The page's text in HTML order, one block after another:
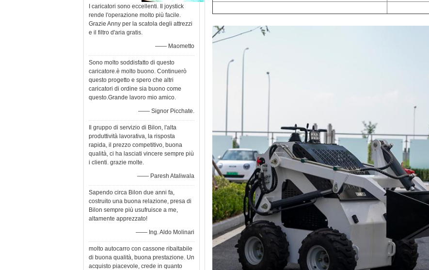
Lasciate un messaggio
I caricatori sono eccellenti. Il joystick
rende l'operazione molto più facile.
Grazie Anny per la scatola degli attrezzi
e il filtro d'aria gratis.
—— Maometto
Sono molto soddisfatto di questo
caricatore.è molto buono. Continuerò
questo progetto e spero che altri
caricatori di ordine sia buono come
questo.Grande lavoro mio amico.
—— Signor Picchate.
Il gruppo di servizio di Bilon, l'alta
produttività lavorativa, la risposta
rapida, il prezzo competitivo, buona
qualità, ci ha lasciati vincere sempre più
i clienti. grazie molte.
—— Paresh Ataliwala
Sapendo circa Bilon due anni fa,
costruito una buona relazione, presa di
Bilon sempre più usufruisce a me,
altamente apprezzato!
—— Ing. Aldo Molinari
molto autocarro con cassone ribaltabile
di buona qualità, buona prestazione. Un
acquisto piacevole, crede in quanto